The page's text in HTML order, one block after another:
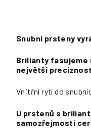
Snubní prsteny
Brilianty fasujeme
největší
Vnitřní rytí do
U prstenů s
samozřejmostí